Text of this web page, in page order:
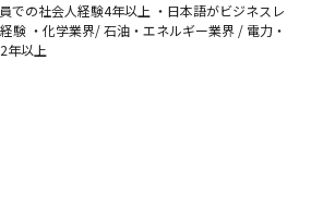
での社会人経験4年以上 ・日本語がビジネスレ
験 ・化学業界/ 石油・エネルギー業界 / 電力・
年以上